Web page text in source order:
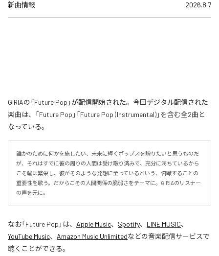
新曲情報 2026.8.7
GIRIAの「Future Pop」が配信開始された。今回デジタル配信された
楽曲は、「Future Pop」「Future Pop (Instrumental)」を含む全2曲と
なっている。
誰かのために何かを施したい、未来に輝くポップスを贈りたいと思うものだ
が、それはすでに彼の周りの人間は受け取り済みで、充分に満ちているから
こそ輪は繁栄し、彼がそのような発想に至っているという、俯瞰することの
重要性を歌う。だからこその人間関係の脆弱さをテーマに。GIRIAのリスナー
の声を元に。
なお「Future Pop 」は、 Apple Music、 Spotify、 LINE MUSIC、
YouTube Music、 Amazon Music Unlimitedなどの音楽配信サービスで
聴くことができる。